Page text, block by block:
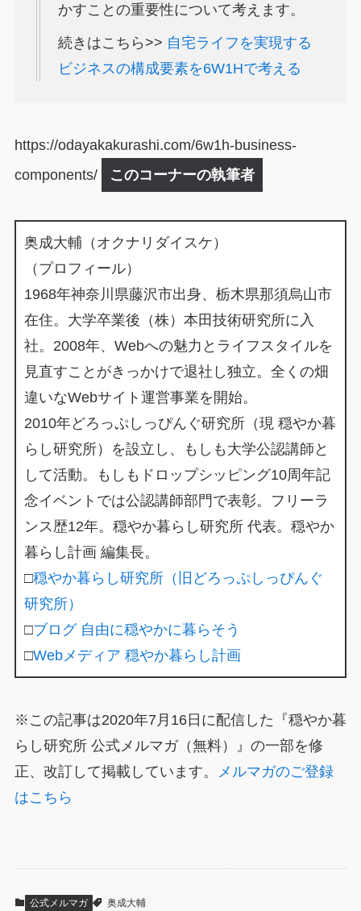
かすことの重要性について考えます。
続きはこちら>> 自宅ライフを実現する
ビジネスの構成要素を6W1Hで考える
https://odayakakurashi.com/6w1h-business-
components/
このコーナーの執筆者
奥成大輔（オクナリダイスケ）
（プロフィール）
1968年神奈川県藤沢市出身、栃木県那須烏山市
在住。大学卒業後（株）本田技術研究所に入
社。2008年、Webへの魅力とライフスタイルを
見直すことがきっかけで退社し独立。全くの畑
違いなWebサイト運営事業を開始。
2010年どろっぷしっぴんぐ研究所（現 穏やか暮
らし研究所）を設立し、もしも大学公認講師と
して活動。もしもドロップシッピング10周年記
念イベントでは公認講師部門で表彰。フリーラ
ンス歴12年。穏やか暮らし研究所 代表。穏やか
暮らし計画 編集長。
□穏やか暮らし研究所（旧どろっぷしっぴんぐ
研究所）
□ブログ 自由に穏やかに暮らそう
□Webメディア 穏やか暮らし計画
※この記事は2020年7月16日に配信した『穏やか暮
らし研究所 公式メルマガ（無料）』の一部を修
正、改訂して掲載しています。
メルマガのご登録
はこちら
公式メルマガ 奥成大輔